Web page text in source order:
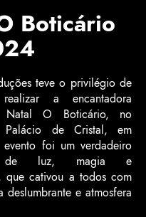
Boticário
teve o privilégio de
a encantadora
Natal O Boticário, no
Palácio de Cristal, em
foi um verdadeiro
de luz, magia e
que cativou a todos com
deslumbrante e atmosfera